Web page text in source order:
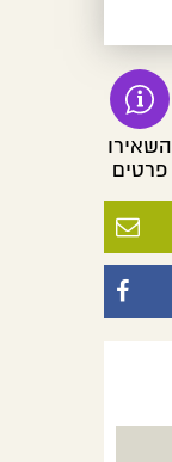
השאירו
פרטים